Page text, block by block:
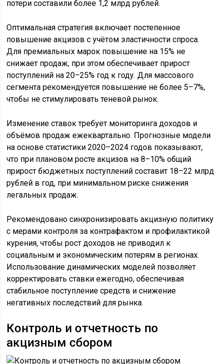
потери составили более 1,2 млрд рублей.
Оптимальная стратегия включает постепенное
повышение акцизов с учётом эластичности спроса.
Для премиальных марок повышение на 15% не
снижает продаж, при этом обеспечивает прирост
поступлений на 20–25% год к году. Для массового
сегмента рекомендуется повышение не более 5–7%,
чтобы не стимулировать теневой рынок.
Изменение ставок требует мониторинга доходов и
объёмов продаж ежеквартально. Прогнозные модели
на основе статистики 2020–2024 годов показывают,
что при плановом росте акцизов на 8–10% общий
прирост бюджетных поступлений составит 18–22 млрд
рублей в год, при минимальном риске снижения
легальных продаж.
Рекомендовано синхронизировать акцизную политику
с мерами контроля за контрафактом и профилактикой
курения, чтобы рост доходов не приводил к
социальным и экономическим потерям в регионах.
Использование динамических моделей позволяет
корректировать ставки ежегодно, обеспечивая
стабильное поступление средств и снижение
негативных последствий для рынка.
Контроль и отчетность по
акцизным сбором